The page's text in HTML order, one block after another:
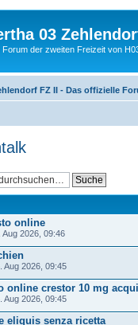
03
Forum der zweiten Freizeit von
FZ II - Das offizielle
online
Aug 2026, 09:46
Aug 2026, 09:45
online crestor 10 mg
Aug 2026, 09:45
eliquis senza ricetta